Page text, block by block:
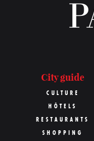
City guide
CULTURE
HÔTELS
RESTAURANTS
SHOPPING